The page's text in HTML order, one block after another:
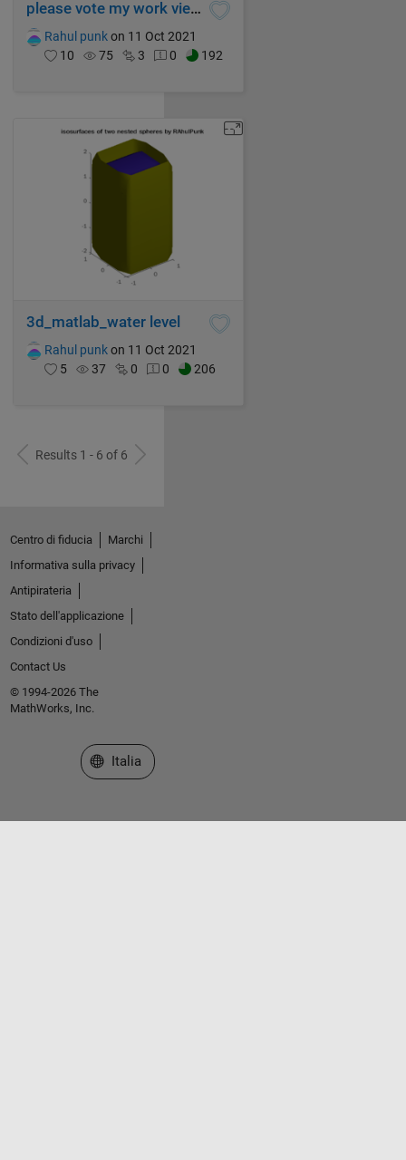
please vote my work viewer
Rahul punkon 11 Oct 2021
10
75 3 0 192
3d_matlab_water level
Rahul punkon 11 Oct 2021
5
37 0 0 206
Results 1 - 6 of 6
Centro di fiducia
Marchi
Informativa sulla privacy
Antipirateria
Stato dell'applicazione
Condizioni d'uso
Contact Us
© 1994-2026 The
MathWorks, Inc.
Seleziona un sito web
Italia